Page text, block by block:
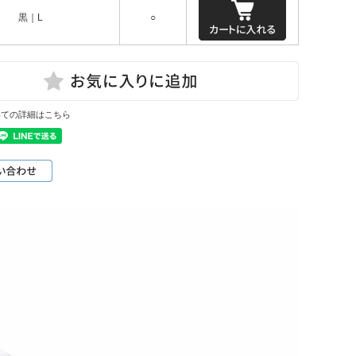
黒｜L ○
の詳細はこちら